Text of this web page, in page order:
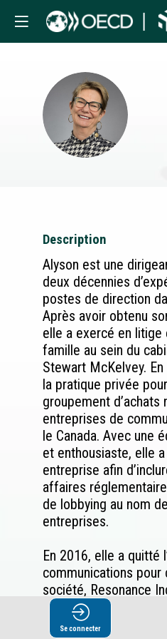
AT
Description
Alyson est une
deux décennies
postes de direction
Après avoir obtenu
elle a exercé en
famille au sein du
Stewart McKelvey.
la pratique privée
groupement d’achats
entreprises de
le Canada. Avec une
et enthousiaste, elle
entreprise afin
affaires
de lobbying au nom
entreprises.
En 2016, elle a quitté
communications
société, Resonance
axée sur la passion
maintenir des
Se connecter